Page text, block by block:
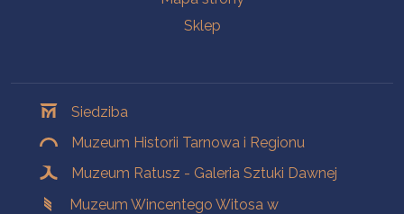
Sklep
Siedziba
Muzeum Historii Tarnowa i Regionu
Muzeum Ratusz - Galeria Sztuki Dawnej
Muzeum Wincentego Witosa w